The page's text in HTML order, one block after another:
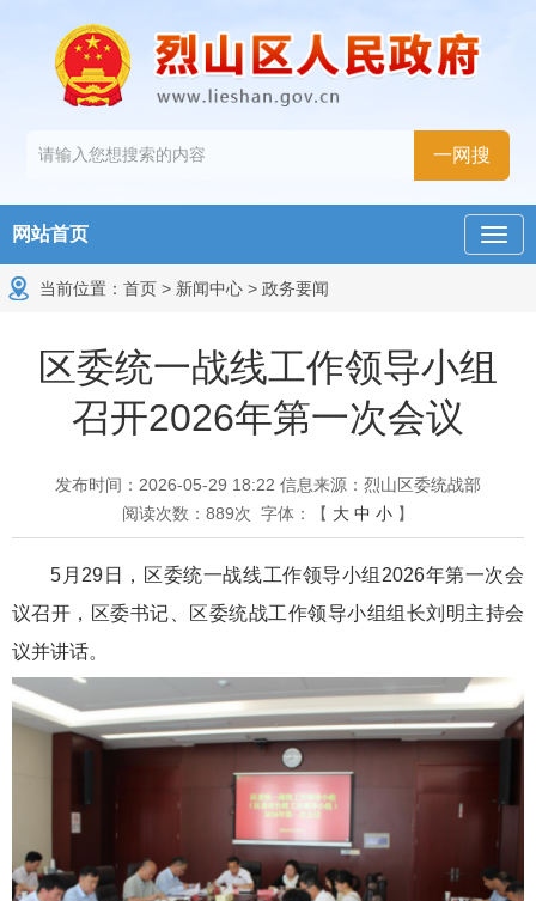
网站首页
当前位置： 首页 > 新闻中心 > 政务要闻
区委统一战线工作领导小组
召开2026年第一次会议
发布时间：2026-05-29 18:22 信息来源：烈山区委统战部
阅读次数： 889次 字体：【 大 中 小 】
5月29日，区委统一战线工作领导小组2026年第一次会
议召开，区委书记、区委统战工作领导小组组长刘明主持会
议并讲话。